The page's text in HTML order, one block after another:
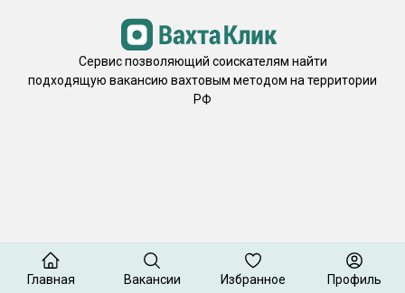
Сервис позволяющий соискателям найти
подходящую вакансию вахтовым методом на территории
РФ
Главная Вакансии Избранное Профиль